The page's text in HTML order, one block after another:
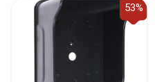
53%